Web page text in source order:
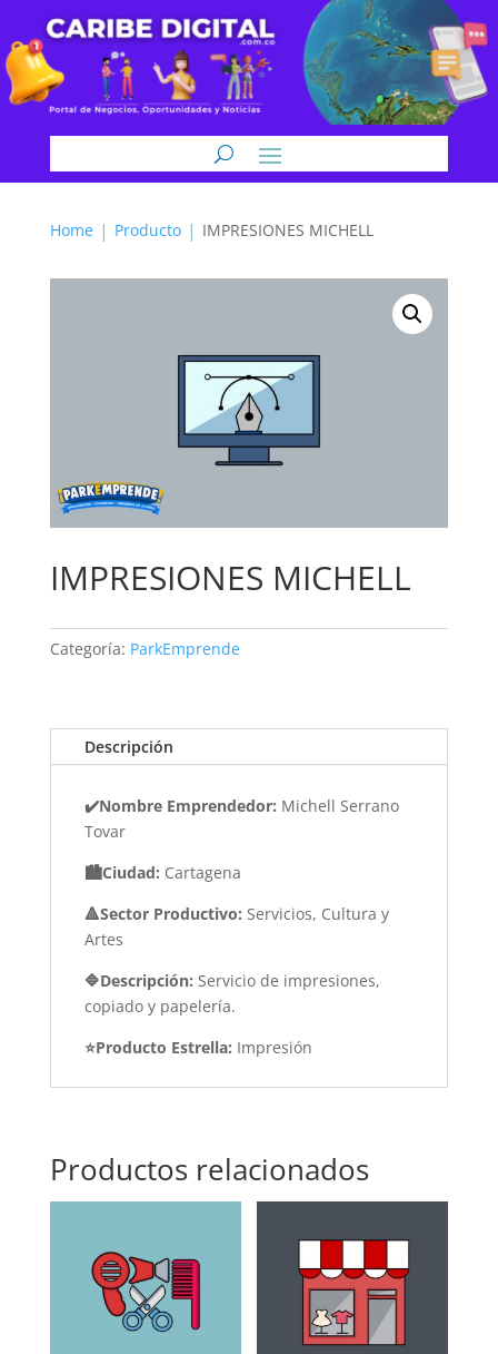
Home Producto IMPRESIONES MICHELL
IMPRESIONES MICHELL
Categoría: ParkEmprende
Descripción
✔️Nombre Emprendedor: Michell Serrano
Tovar
🏙️Ciudad: Cartagena
🔺Sector Productivo: Servicios, Cultura y
Artes
🔷Descripción: Servicio de impresiones,
copiado y papelería.
⭐Producto Estrella: Impresión
Productos relacionados